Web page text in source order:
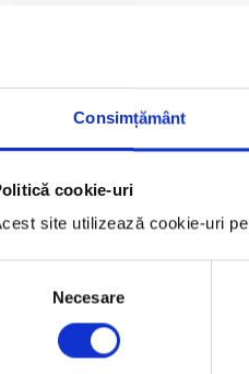
Consimțământ
cookie-uri
site utilizează cookie-uri
Necesare